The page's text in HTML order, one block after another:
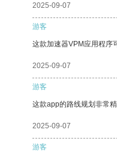
2025-09-07
游客
这款加速器VPM应用程序
2025-09-07
游客
这款app的路线规划非常
2025-09-07
游客